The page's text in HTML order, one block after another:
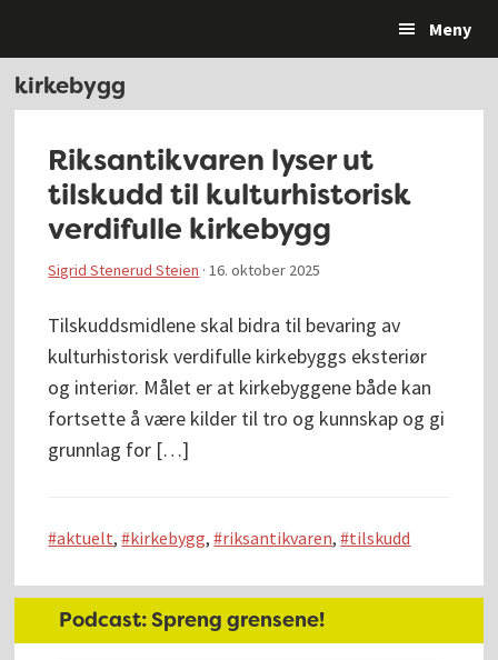
primær
menyen
hovedinnhold
primært
sidefelt
bunntekst
Meny
kirkebygg
Riksantikvaren lyser ut
tilskudd til kultur­historisk
verdi­fulle kirke­bygg
Sigrid Stenerud Steien ·16. oktober 2025
Tilskuddsmidlene skal bidra til bevaring av
kulturhistorisk verdifulle kirkebyggs eksteriør
og interiør. Målet er at kirkebyggene både kan
fortsette å være kilder til tro og kunnskap og gi
grunnlag for […]
aktuelt, kirkebygg, riksantikvaren, tilskudd
Hoved
Podcast: Spreng grensene!